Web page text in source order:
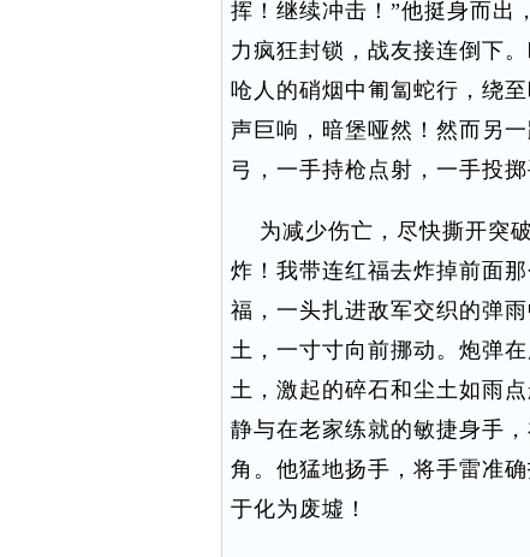
挥！继续冲击！”他挺身而出
力疯狂封锁，战友接连倒下
呛人的硝烟中匍匐蛇行，绕
声巨响，暗堡哑然！然而另
弓，一手持枪点射，一手投
为减少伤亡，尽快撕开突
炸！我带连红福去炸掉前面
福，一头扎进敌军交织的弹
土，一寸寸向前挪动。炮弹
土，激起的碎石和尘土如雨
静与在老家练就的敏捷身手
角。他猛地扬手，将手雷准
于化为废墟！